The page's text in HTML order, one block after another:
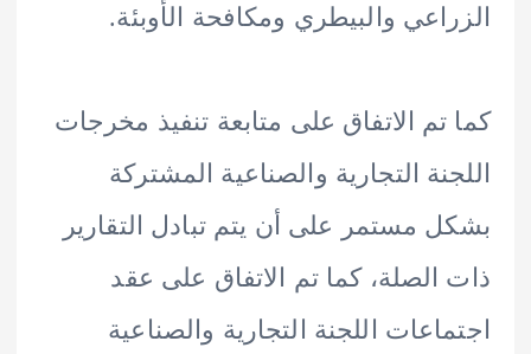
والبيطري ومكافحة الأوبئة.
الاتفاق على متابعة تنفيذ مخرجات
التجارية والصناعية المشتركة
مستمر على أن يتم تبادل التقارير
كما تم الاتفاق على عقد
اللجنة التجارية والصناعية